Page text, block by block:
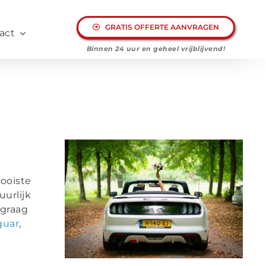
GRATIS OFFERTE AANVRAGEN
Binnen 24 uur en geheel vrijblijvend!
,